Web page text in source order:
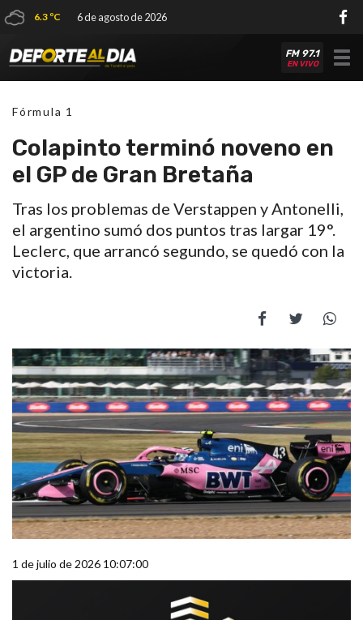
6.3 ºC 6 de agosto de 2026
FM 97.1
EN VIVO
Fórmula 1
Colapinto terminó noveno en
el GP de Gran Bretaña
Tras los problemas de Verstappen y Antonelli,
el argentino sumó dos puntos tras largar 19°.
Leclerc, que arrancó segundo, se quedó con la
victoria.
1 de julio de 2026 10:07:00